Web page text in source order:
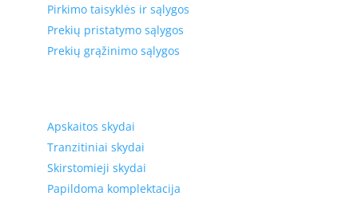
Pirkimo taisyklės ir sąlygos
Prekių pristatymo sąlygos
Prekių grąžinimo sąlygos
Apskaitos skydai
Tranzitiniai skydai
Skirstomieji skydai
Papildoma komplektacija